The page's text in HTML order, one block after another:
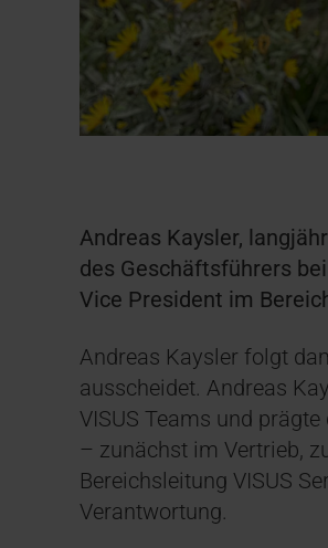
Andreas Kaysler,
des Geschäftsführers
Vice President im
Andreas Kaysler folgt
ausscheidet. Andreas
VISUS Teams und
– zunächst im Vertrieb,
Bereichsleitung VISUS
Verantwortung.